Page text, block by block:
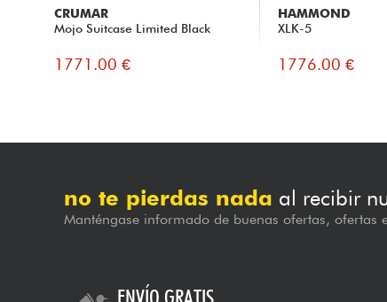
CRUMAR
Mojo Suitcase Limited Black
1771.00 €
HAMMOND
XLK-5
1776.00 €
no te pierdas nada al recibir
Manténgase informado de buenas ofertas, ofertas